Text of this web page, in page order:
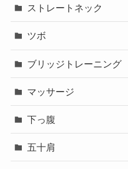
ストレートネック
ツボ
ブリッジトレーニング
マッサージ
下っ腹
五十肩